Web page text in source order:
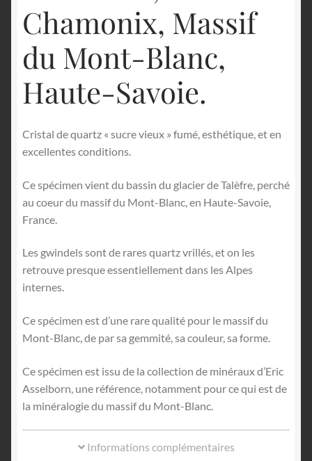
Chamonix, Massif
du Mont-Blanc,
Haute-Savoie.
Cristal de quartz « sucre vieux » fumé, esthétique, et en
excellentes conditions.
Ce spécimen vient du bassin du glacier de Talèfre, perché
au coeur du massif du Mont-Blanc, en Haute-Savoie,
France.
Les gwindels sont de rares quartz vrillés, et on les
retrouve presque essentiellement dans les Alpes
internes.
Ce spécimen est d’une rare qualité pour le massif du
Mont-Blanc, de par sa gemmité, sa couleur, sa forme.
Ce spécimen est issu de la collection de minéraux d’Eric
Asselborn, une référence, notamment pour ce qui est de
la minéralogie du massif du Mont-Blanc.
Informations complémentaires